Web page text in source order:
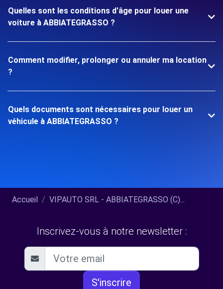
Quelles sont les conditions d'âge pour louer une
voiture à ABBIATEGRASSO ?
Comment modifier, prolonger ou annuler ma location
?
Quels documents sont nécessaires pour louer un
véhicule à ABBIATEGRASSO ?
Accueil VIPAUTO SRL - ABBIATEGRASSO (C)...
Inscrivez-vous à notre newsletter :
S'inscrire